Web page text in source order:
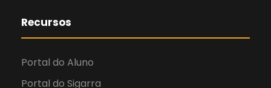
Recursos
Portal do Aluno
Portal do Sigarra